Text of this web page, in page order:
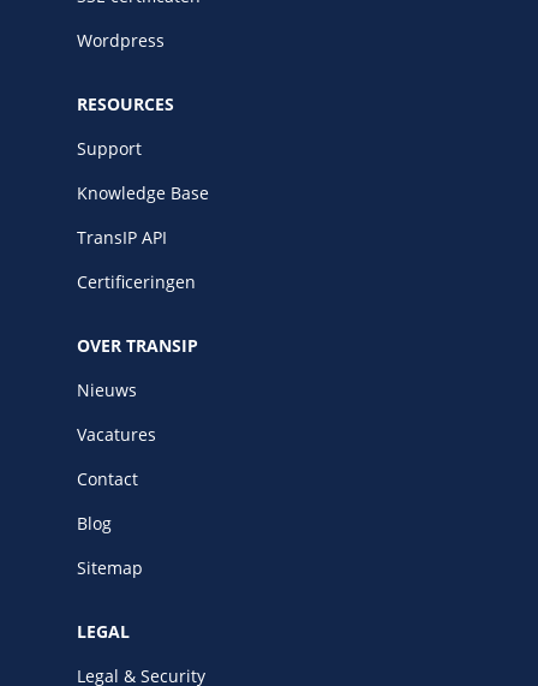
Wordpress
RESOURCES
Support
Knowledge Base
TransIP API
Certificeringen
OVER TRANSIP
Nieuws
Vacatures
Contact
Blog
Sitemap
LEGAL
Legal & Security